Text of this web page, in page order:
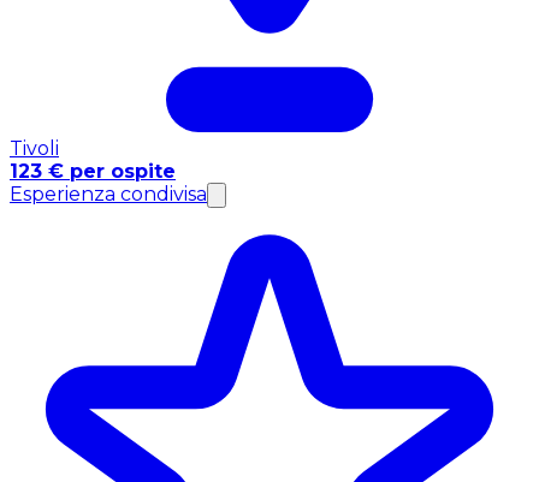
Tivoli
123 € per ospite
Esperienza condivisa